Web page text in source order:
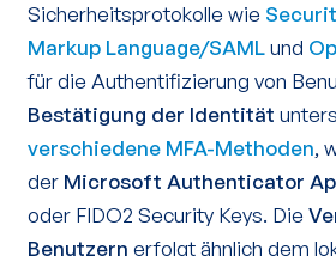
Sicherheitsprotokolle wie
Markup Language/SAMLund
für die Authentifizierung von
Bestätigung der Identität
verschiedene MFA-Methoden,
der Microsoft Authenticator
oder FIDO2 Security Keys. Die
Benutzern erfolgt ähnlich dem